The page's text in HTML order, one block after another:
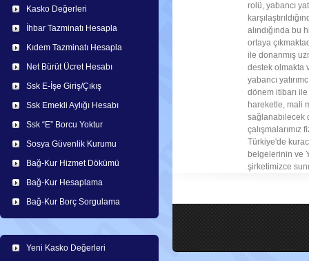
rolü, yabancı
alındığında
ortaya
ile donanmış
destek olmakta
yabancı
dönem itibarı
hareketle, mali
sağlanabilecek
çalışmalarımız
Türkiye'de
belgelerinin ve
şirketimizce
Kasko Değerleri
İhbar Tazminatı Hesapla
Kıdem Tazminatı Hesapla
Net Bürüt Ücret Hesabı
Ssk E-İşe Giriş/Çıkış
Ssk Emekli Aylığı Hesabı
Ssk “E” Borcu Yoktur
Sosya Güvenlik Kurumu
Bağ-Kur Hizmet Dökümü
Bağ-Kur Hesaplama
Bağ-Kur Borç Sorgulama
Yeni Kasko Değerleri